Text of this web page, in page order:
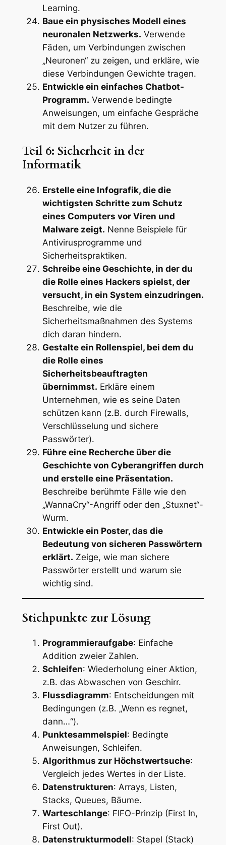
Learning.
Baue ein physisches Modell eines
neuronalen Netzwerks. Verwende
Fäden, um Verbindungen zwischen
„Neuronen“ zu zeigen, und erkläre, wie
diese Verbindungen Gewichte tragen.
Entwickle ein einfaches Chatbot-
Programm. Verwende bedingte
Anweisungen, um einfache Gespräche
mit dem Nutzer zu führen.
Teil 6: Sicherheit in der
Informatik
Erstelle eine Infografik, die die
wichtigsten Schritte zum Schutz
eines Computers vor Viren und
Malware zeigt. Nenne Beispiele für
Antivirusprogramme und
Sicherheitspraktiken.
Schreibe eine Geschichte, in der du
die Rolle eines Hackers spielst, der
versucht, in ein System einzudringen.
Beschreibe, wie die
Sicherheitsmaßnahmen des Systems
dich daran hindern.
Gestalte ein Rollenspiel, bei dem du
die Rolle eines
Sicherheitsbeauftragten
übernimmst. Erkläre einem
Unternehmen, wie es seine Daten
schützen kann (z.B. durch Firewalls,
Verschlüsselung und sichere
Passwörter).
Führe eine Recherche über die
Geschichte von Cyberangriffen durch
und erstelle eine Präsentation.
Beschreibe berühmte Fälle wie den
„WannaCry“-Angriff oder den „Stuxnet“-
Wurm.
Entwickle ein Poster, das die
Bedeutung von sicheren Passwörtern
erklärt. Zeige, wie man sichere
Passwörter erstellt und warum sie
wichtig sind.
Stichpunkte zur Lösung
Programmieraufgabe: Einfache
Addition zweier Zahlen.
Schleifen: Wiederholung einer Aktion,
z.B. das Abwaschen von Geschirr.
Flussdiagramm: Entscheidungen mit
Bedingungen (z.B. „Wenn es regnet,
dann…“).
Punktesammelspiel: Bedingte
Anweisungen, Schleifen.
Algorithmus zur Höchstwertsuche:
Vergleich jedes Wertes in der Liste.
Datenstrukturen: Arrays, Listen,
Stacks, Queues, Bäume.
Warteschlange: FIFO-Prinzip (First In,
First Out).
Datenstrukturmodell: Stapel (Stack)